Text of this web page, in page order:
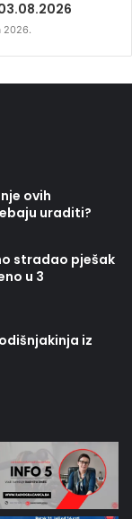
2026.
ovih
uraditi?
stradao pješak
u 3
iz